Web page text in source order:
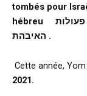
tombés pour
hébreu יום הזיכרון לחללי מערכות ישראל ולנפגעי פעולות
האיבהת .
Cette année,
2021.